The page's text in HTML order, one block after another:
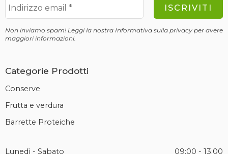
Non inviamo spam! Leggi la nostra Informativa sulla privacy per avere
maggiori informazioni.
Categorie Prodotti
Conserve
Frutta e verdura
Barrette Proteiche
Lunedì - Sabato 09:00 - 13:00